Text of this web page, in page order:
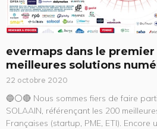
evermaps dans le
meilleures solutions
22 octobre 2020
🔵⚪️🔴 Nous sommes fiers de faire
SOLAAIN, référençant les 200
Françaises (startup, PME, ETI). Encore